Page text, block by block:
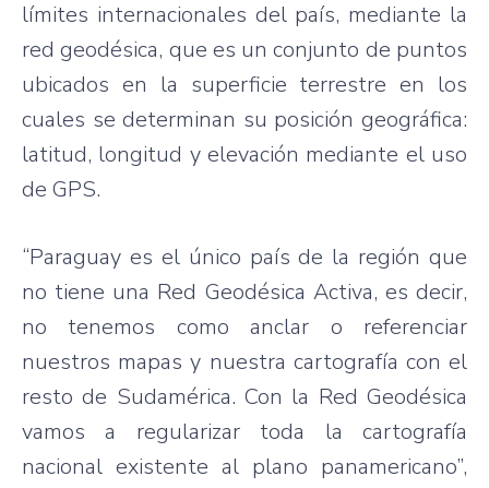
límites internacionales del país, mediante la
red geodésica, que es un conjunto de puntos
ubicados en la superficie terrestre en los
cuales se determinan su posición geográfica:
latitud, longitud y elevación mediante el uso
de GPS.
“Paraguay es el único país de la región que
no tiene una Red Geodésica Activa, es decir,
no tenemos como anclar o referenciar
nuestros mapas y nuestra cartografía con el
resto de Sudamérica. Con la Red Geodésica
vamos a regularizar toda la cartografía
nacional existente al plano panamericano”,